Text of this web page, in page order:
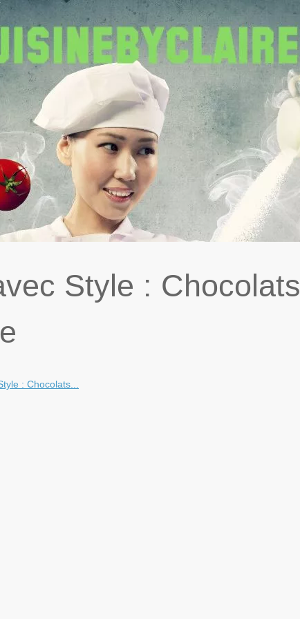
Style : Chocolats
: Chocolats...